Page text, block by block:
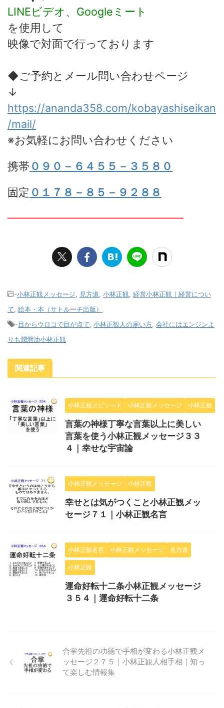
LINEビデオ、Googleミート
を使用して
映像で対面で行っております
◆ご予約とメール問い合わせページ
↓
https://ananda358.com/kobayashiseikan
/mail/
※お気軽にお問い合わせください
携帯 ０９０－６４５５－３５８０
固定 ０１７８－８５－９２８８
━━━━━━━━━━━━━━━━
-小林正観メッセージ, 見方道, 小林正観, 経営小林正観｜経営につい
て, 絵本・本（サトルーチ出版）
-目からウロコで目が点で, 小林正観人の雇い方, 会社にはエンジンよ
りも潤滑油小林正観
関連記事
小林正観エピソード 小林正観メッセージ 小林正観
言葉の神様丁寧な言葉以上に美しい
言葉を使う小林正観メッセージ３３
４｜幸せな宇宙論
小林正観メッセージ 小林正観
幸せとは気がつくこと小林正観メッ
セージ７１｜小林正観名言
小林正観名言 小林正観メッセージ 見方道
小林正観
運命好転十二条小林正観メッセージ
３５４｜運命好転十二条
合掌先祖の功徳で手相が変わる小林正観メ
ッセージ２７５｜小林正観人相手相｜知っ
て楽しむ情報集